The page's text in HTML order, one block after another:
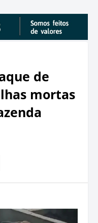
de
mortas